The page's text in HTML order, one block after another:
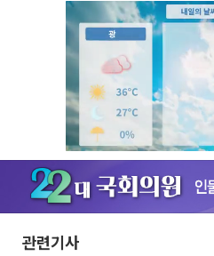
관련기사